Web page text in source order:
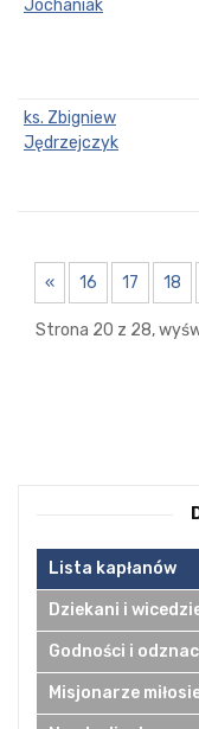
Jochaniak
ks. Zbigniew
Jędrzejczyk
« 16 17 18
Strona 20 z 28,
Lista kapłanów
Dziekani i
Godności i
Misjonarze